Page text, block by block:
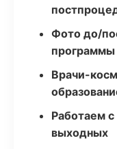
Фото до/
программы
Врачи-
Работаем
выходных